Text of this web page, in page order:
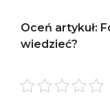
Oceń artykuł:
wiedzieć?